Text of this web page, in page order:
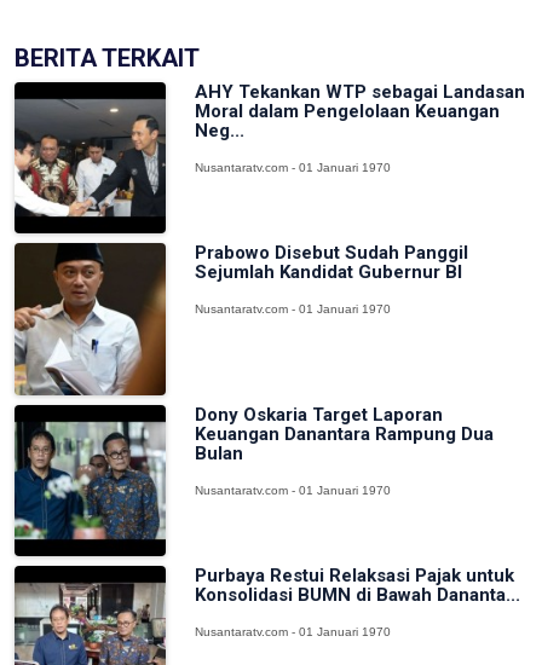
BERITA TERKAIT
AHY Tekankan WTP sebagai Landasan
Moral dalam Pengelolaan Keuangan
Neg...
Nusantaratv.com - 01 Januari 1970
Prabowo Disebut Sudah Panggil
Sejumlah Kandidat Gubernur BI
Nusantaratv.com - 01 Januari 1970
Dony Oskaria Target Laporan
Keuangan Danantara Rampung Dua
Bulan
Nusantaratv.com - 01 Januari 1970
Purbaya Restui Relaksasi Pajak untuk
Konsolidasi BUMN di Bawah Dananta...
Nusantaratv.com - 01 Januari 1970